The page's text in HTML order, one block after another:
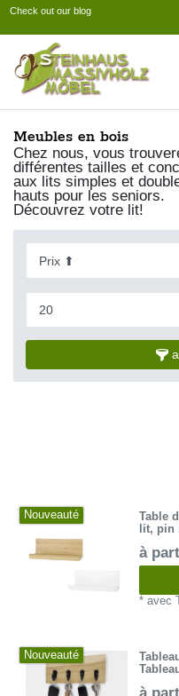
Check out our blog
Meubles en bois
Chez nous, vous
différentes tailles et
aux lits simples et
hauts pour les seniors.
Découvrez votre lit!
Nouveauté
Table
lit, pin
à
*avec
Nouveauté